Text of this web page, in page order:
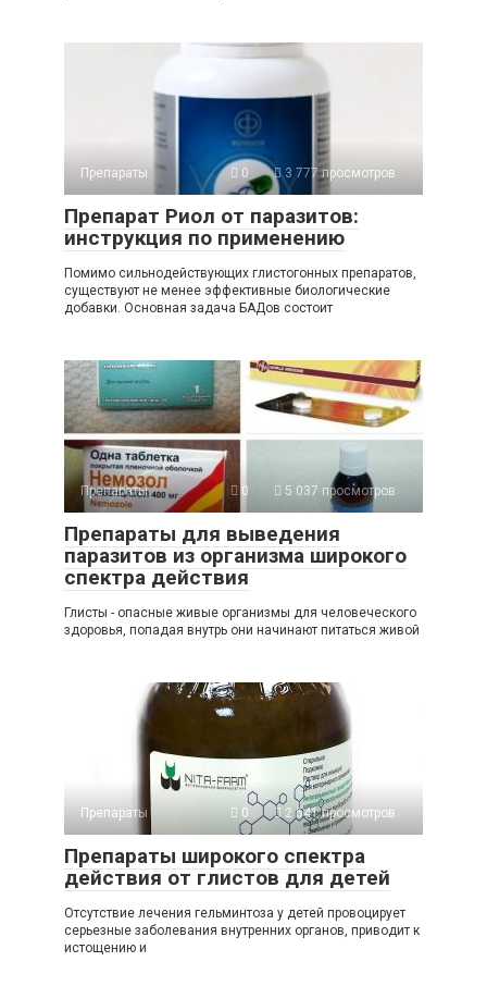
Препараты 0 3 777 просмотров
Препарат Риол от паразитов:
инструкция по применению
Помимо сильнодействующих глистогонных препаратов,
существуют не менее эффективные биологические
добавки. Основная задача БАДов состоит
Препараты 0 5 037 просмотров
Препараты для выведения
паразитов из организма широкого
спектра действия
Глисты - опасные живые организмы для человеческого
здоровья, попадая внутрь они начинают питаться живой
Препараты 0 2 541 просмотров
Препараты широкого спектра
действия от глистов для детей
Отсутствие лечения гельминтоза у детей провоцирует
серьезные заболевания внутренних органов, приводит к
истощению и